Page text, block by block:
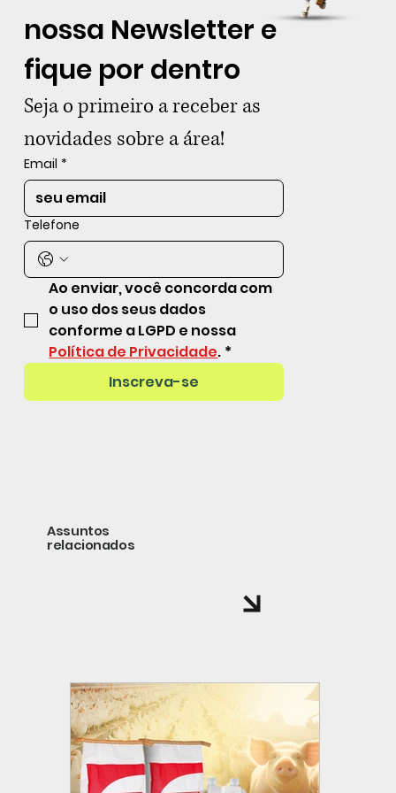
nossa Newsletter e
fique por dentro
Seja o primeiro a receber as
novidades sobre a área!
Email *
Telefone
Ao enviar, você concorda com
o uso dos seus dados
Política de Privacidade. *
Inscreva-se
Assuntos
relacionados